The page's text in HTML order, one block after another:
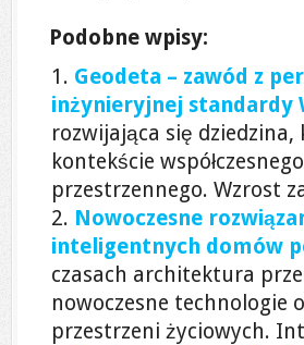
Podobne wpisy:
Geodeta – zawód z
inżynieryjnej standardy
rozwijająca się
kontekście
przestrzennego. Wzrost
Nowoczesne
inteligentnych domów
czasach architektura
nowoczesne technologie
przestrzeni życiowych.